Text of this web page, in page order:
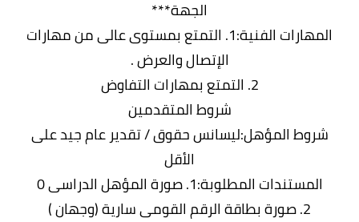
الجهة***
المهارات الفنية:1. التمتع بمستوى عالى من مهارات
الإتصال والعرض .
2. التمتع بمهارات التفاوض
شروط المتقدمين
شروط المؤهل:ليسانس حقوق / تقدير عام جيد على
الأقل
المستندات المطلوبة:1. صورة المؤهل الدراسى 0
2. صورة بطاقة الرقم القومى سارية (وجهان )